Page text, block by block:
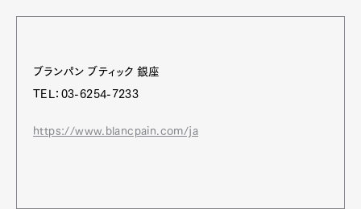
ブランパン ブティック 銀座
TEL：03-6254-7233
https://www.blancpain.com/ja